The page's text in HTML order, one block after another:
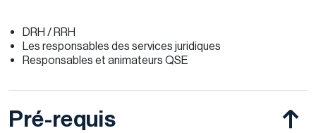
DRH / RRH
Les responsables des services juridiques
Responsables et animateurs QSE
Pré-requis